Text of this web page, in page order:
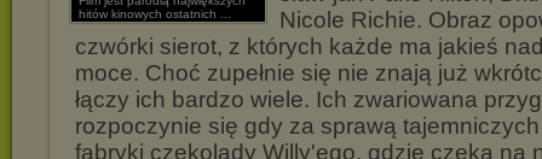
hitów kinowych ostatnich ...
Nicole Richie. Obraz
czwórki sierot, z których każde ma jakieś
moce. Choć zupełnie się nie znają już
łączy ich bardzo wiele. Ich zwariowana
rozpoczynie się gdy za sprawą
fabryki czekolady Willy'ego, gdzie czeka na